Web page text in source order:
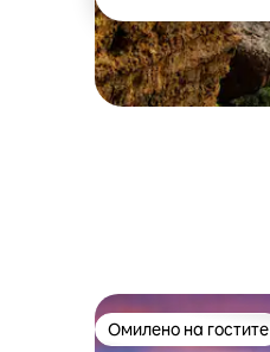
Омилено на гостите
Омилено на гостите